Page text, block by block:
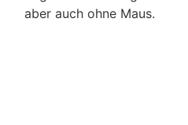
aber auch ohne Maus.